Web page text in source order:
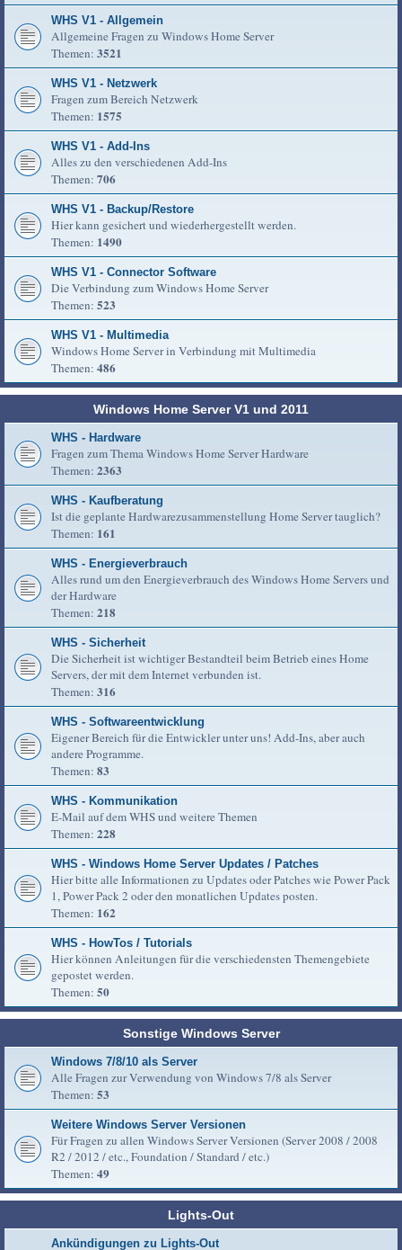
WHS V1 - Allgemein
Allgemeine Fragen zu Windows Home Server
Themen: 3521
WHS V1 - Netzwerk
Fragen zum Bereich Netzwerk
Themen: 1575
WHS V1 - Add-Ins
Alles zu den verschiedenen Add-Ins
Themen: 706
WHS V1 - Backup/Restore
Hier kann gesichert und wiederhergestellt werden.
Themen: 1490
WHS V1 - Connector Software
Die Verbindung zum Windows Home Server
Themen: 523
WHS V1 - Multimedia
Windows Home Server in Verbindung mit Multimedia
Themen: 486
Windows Home Server V1 und 2011
WHS - Hardware
Fragen zum Thema Windows Home Server Hardware
Themen: 2363
WHS - Kaufberatung
Ist die geplante Hardwarezusammenstellung Home Server tauglich?
Themen: 161
WHS - Energieverbrauch
Alles rund um den Energieverbrauch des Windows Home Servers und
der Hardware
Themen: 218
WHS - Sicherheit
Die Sicherheit ist wichtiger Bestandteil beim Betrieb eines Home
Servers, der mit dem Internet verbunden ist.
Themen: 316
WHS - Softwareentwicklung
Eigener Bereich für die Entwickler unter uns! Add-Ins, aber auch
andere Programme.
Themen: 83
WHS - Kommunikation
E-Mail auf dem WHS und weitere Themen
Themen: 228
WHS - Windows Home Server Updates / Patches
Hier bitte alle Informationen zu Updates oder Patches wie Power Pack
1, Power Pack 2 oder den monatlichen Updates posten.
Themen: 162
WHS - HowTos / Tutorials
Hier können Anleitungen für die verschiedensten Themengebiete
gepostet werden.
Themen: 50
Sonstige Windows Server
Windows 7/8/10 als Server
Alle Fragen zur Verwendung von Windows 7/8 als Server
Themen: 53
Weitere Windows Server Versionen
Für Fragen zu allen Windows Server Versionen (Server 2008 / 2008
R2 / 2012 / etc., Foundation / Standard / etc.)
Themen: 49
Lights-Out
Ankündigungen zu Lights-Out